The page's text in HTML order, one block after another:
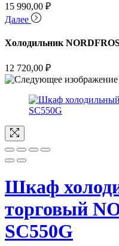
15 990,00 ₽
Далее
Холодильник
12 720,00 ₽
Шкаф
торговый
SC550G